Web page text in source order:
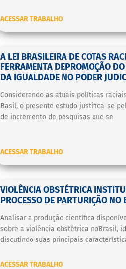
ACESSAR TRABALHO
A LEI BRASILEIRA DE COTAS
FERRAMENTA DEPROMOÇÃO
DA IGUALDADE NO PODER
Considerando as atuais políticas
Basil, o presente estudo justifica-se
de incremento de pesquisas que se
ACESSAR TRABALHO
VIOLÊNCIA OBSTÉTRICA
PROCESSO DE PARTURIÇÃO NO
Analisar a produção científica
sobre a violência obstétrica noBrasil,
discutindo suas principais
ACESSAR TRABALHO